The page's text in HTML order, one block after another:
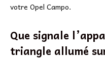
votre Opel Campo.
Que signale
triangle allumé